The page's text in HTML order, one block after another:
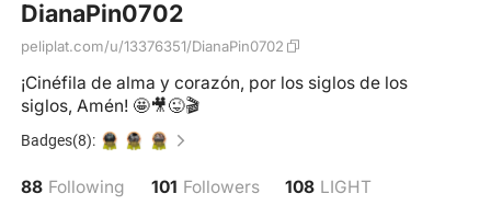
DianaPin0702
peliplat.com/u/13376351/DianaPin0702
¡Cinéfila de alma y corazón, por los siglos de los
siglos, Amén! 🤩🎥😜🎬
Badges(8):
88 Following 101 Followers 108 LIGHT